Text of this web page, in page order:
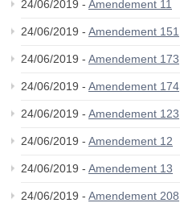
24/06/2019 - Amendement 11
24/06/2019 - Amendement 151
24/06/2019 - Amendement 173
24/06/2019 - Amendement 174
24/06/2019 - Amendement 123
24/06/2019 - Amendement 12
24/06/2019 - Amendement 13
24/06/2019 - Amendement 208